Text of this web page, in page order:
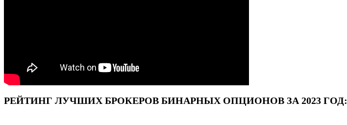
РЕЙТИНГ ЛУЧШИХ БРОКЕРОВ БИНАРНЫХ ОПЦИОНОВ ЗА 2023 ГОД: